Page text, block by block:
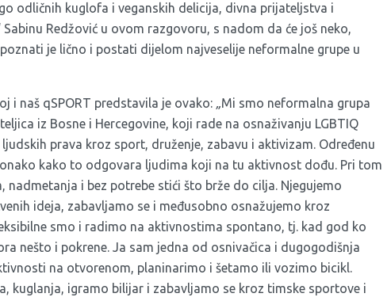
odličnih kuglofa i veganskih delicija, divna prijateljstva i
Redžović u ovom razgovoru, s nadom da će još neko,
je lično i postati dijelom najveselije neformalne grupe u
i naš qSPORT predstavila je ovako: „Mi smo neformalna grupa
iz Bosne i Hercegovine, koji rade na osnaživanju LGBTIQ
prava kroz sport, druženje, zabavu i aktivizam. Određenu
kako to odgovara ljudima koji na tu aktivnost dođu. Pri tom
i bez potrebe stići što brže do cilja. Njegujemo
ideja, zabavljamo se i međusobno osnažujemo kroz
smo i radimo na aktivnostima spontano, tj. kad god ko
nešto i pokrene. Ja sam jedna od osnivačica i dugogodišnja
na otvorenom, planinarimo i šetamo ili vozimo bicikl.
kuglanja, igramo bilijar i zabavljamo se kroz timske sportove i